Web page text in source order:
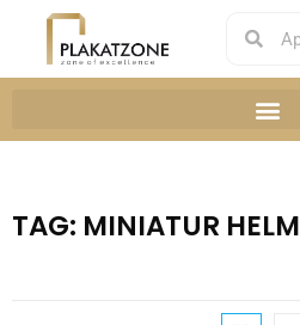
TAG: MINIATUR HELM